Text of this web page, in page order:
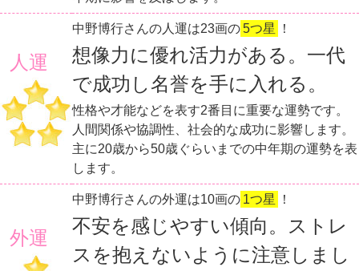
人運
中野博行さんの人運は23画の5つ星 ！
想像力に優れ活力がある。一代
で成功し名誉を手に入れる。
性格や才能などを表す2番目に重要な運勢です。
人間関係や協調性、社会的な成功に影響します。
主に20歳から50歳ぐらいまでの中年期の運勢を表
します。
外運
中野博行さんの外運は10画の 1つ星 ！
不安を感じやすい傾向。ストレ
スを抱えないように注意しまし